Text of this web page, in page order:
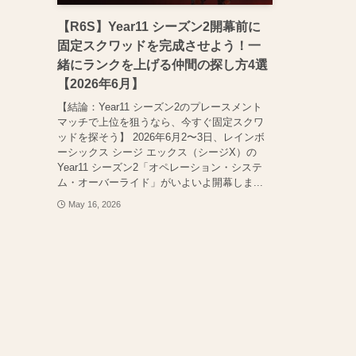
【R6S】Year11 シーズン2開幕前に
固定スクワッドを完成させよう！一
緒にランクを上げる仲間の探し方4選
【2026年6月】
【結論：Year11 シーズン2のプレースメント
マッチで上位を狙うなら、今すぐ固定スクワ
ッドを探そう】 2026年6月2〜3日、レインボ
ーシックス シージ エックス（シージX）の
Year11 シーズン2「オペレーション・システ
ム・オーバーライド」がいよいよ開幕しま...
May 16, 2026